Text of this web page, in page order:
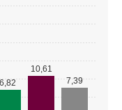
6,82
10,61
7,39